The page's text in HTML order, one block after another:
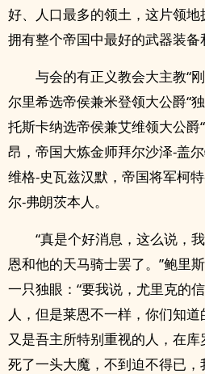
好、人口最多的领土，这片领地
拥有整个帝国中最好的武器装备
与会的有正义教会大主教“
尔里希选帝侯兼米登领大公爵“
托斯卡纳选帝侯兼艾维领大公爵
昂，帝国大炼金师拜尔沙泽-盖
维格-史瓦兹汉默，帝国将军柯
尔-弗朗茨本人。
“真是个好消息，这么说，
恩和他的天马骑士罢了。”鲍里
一只独眼：“要我说，尤里克的
人，但是莱恩不一样，你们知道
又是吾主所特别重视的人，在
死了一头大魔，不到迫不得已，